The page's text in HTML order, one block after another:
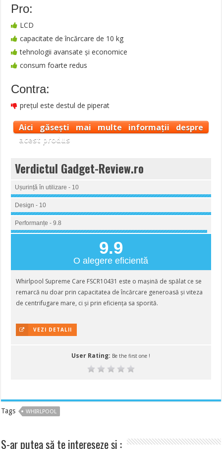
Pro:
LCD
capacitate de încărcare de 10 kg
tehnologii avansate și economice
consum foarte redus
Contra:
prețul este destul de piperat
Aici găsești mai multe informații despre
acest produs
Verdictul Gadget-Review.ro
Ușurință în utilizare - 10
Design - 10
Performanțe - 9.8
9.9
O alegere eficientă
Whirlpool Supreme Care FSCR10431 este o mașină de spălat ce se
remarcă nu doar prin capacitatea de încărcare generoasă și viteza
de centrifugare mare, ci și prin eficiența sa sporită.
VEZI DETALII
User Rating: Be the first one !
Tags WHIRLPOOL
S-ar putea să te intereseze și :